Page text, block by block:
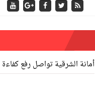
أمانة الشرقية تواصل رفع